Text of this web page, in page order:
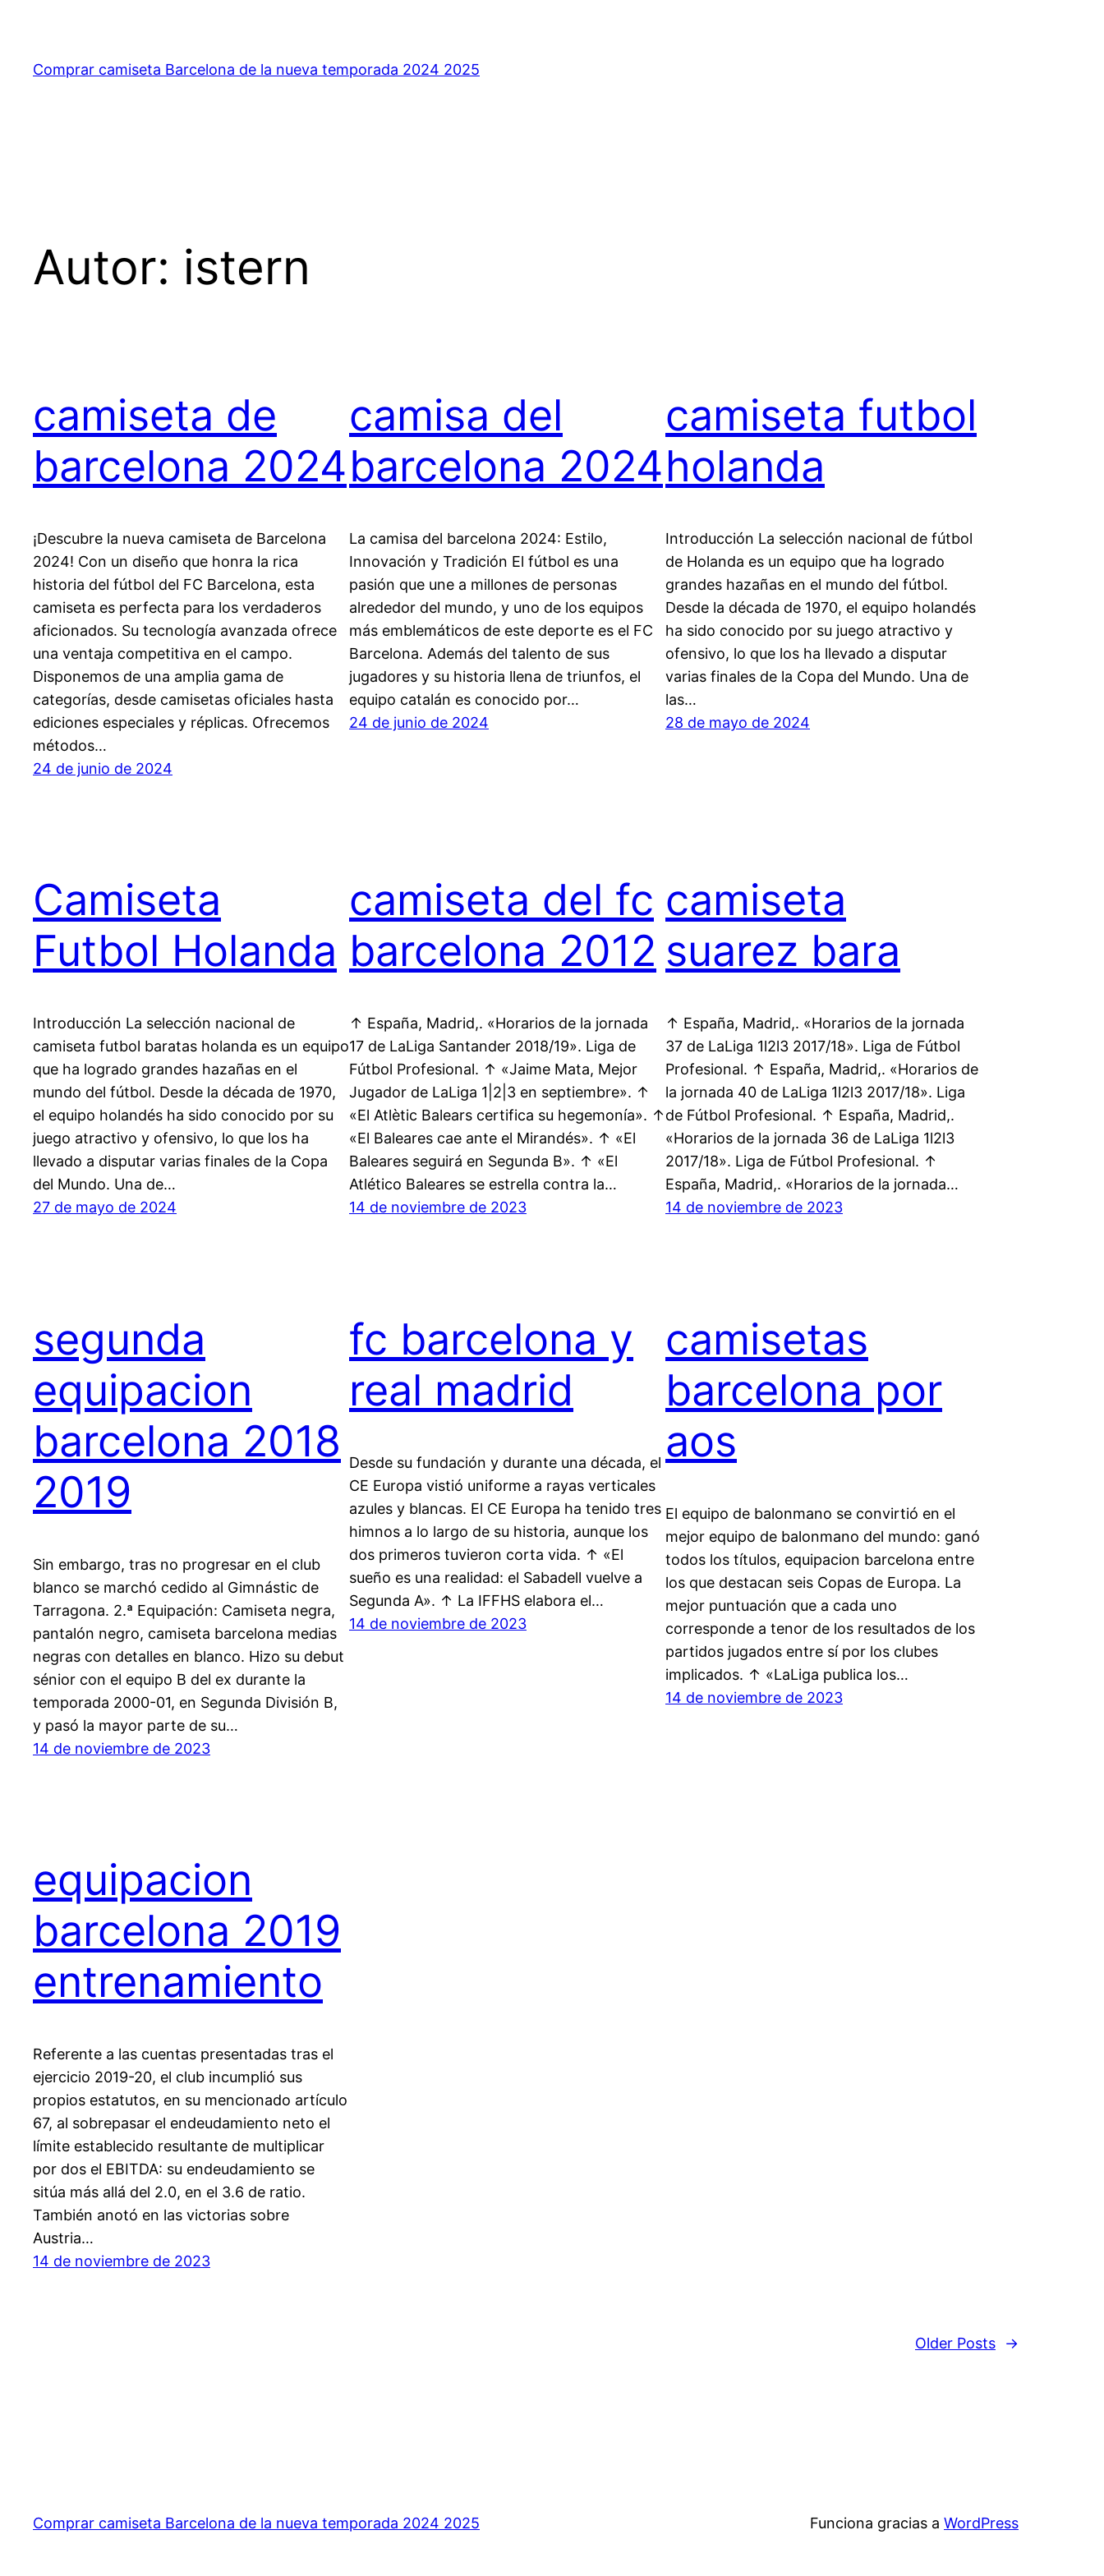
contenido
Comprar camiseta Barcelona de la nueva temporada 2024 2025
Autor: istern
camiseta de
barcelona 2024
¡Descubre la nueva camiseta de Barcelona
2024! Con un diseño que honra la rica
historia del fútbol del FC Barcelona, esta
camiseta es perfecta para los verdaderos
aficionados. Su tecnología avanzada ofrece
una ventaja competitiva en el campo.
Disponemos de una amplia gama de
categorías, desde camisetas oficiales hasta
ediciones especiales y réplicas. Ofrecemos
métodos…
24 de junio de 2024
camisa del
barcelona 2024
La camisa del barcelona 2024: Estilo,
Innovación y Tradición El fútbol es una
pasión que une a millones de personas
alrededor del mundo, y uno de los equipos
más emblemáticos de este deporte es el FC
Barcelona. Además del talento de sus
jugadores y su historia llena de triunfos, el
equipo catalán es conocido por…
24 de junio de 2024
camiseta futbol
holanda
Introducción La selección nacional de fútbol
de Holanda es un equipo que ha logrado
grandes hazañas en el mundo del fútbol.
Desde la década de 1970, el equipo holandés
ha sido conocido por su juego atractivo y
ofensivo, lo que los ha llevado a disputar
varias finales de la Copa del Mundo. Una de
las…
28 de mayo de 2024
Camiseta
Futbol Holanda
Introducción La selección nacional de
camiseta futbol baratas holanda es un equipo
que ha logrado grandes hazañas en el
mundo del fútbol. Desde la década de 1970,
el equipo holandés ha sido conocido por su
juego atractivo y ofensivo, lo que los ha
llevado a disputar varias finales de la Copa
del Mundo. Una de…
27 de mayo de 2024
camiseta del fc
barcelona 2012
↑ España, Madrid,. «Horarios de la jornada
17 de LaLiga Santander 2018/19». Liga de
Fútbol Profesional. ↑ «Jaime Mata, Mejor
Jugador de LaLiga 1|2|3 en septiembre». ↑
«El Atlètic Balears certifica su hegemonía». ↑
«El Baleares cae ante el Mirandés». ↑ «El
Baleares seguirá en Segunda B». ↑ «El
Atlético Baleares se estrella contra la…
14 de noviembre de 2023
camiseta
suarez bara
↑ España, Madrid,. «Horarios de la jornada
37 de LaLiga 1l2l3 2017/18». Liga de Fútbol
Profesional. ↑ España, Madrid,. «Horarios de
la jornada 40 de LaLiga 1l2l3 2017/18». Liga
de Fútbol Profesional. ↑ España, Madrid,.
«Horarios de la jornada 36 de LaLiga 1l2l3
2017/18». Liga de Fútbol Profesional. ↑
España, Madrid,. «Horarios de la jornada…
14 de noviembre de 2023
segunda
equipacion
barcelona 2018
2019
Sin embargo, tras no progresar en el club
blanco se marchó cedido al Gimnástic de
Tarragona. 2.ª Equipación: Camiseta negra,
pantalón negro, camiseta barcelona medias
negras con detalles en blanco. Hizo su debut
sénior con el equipo B del ex durante la
temporada 2000-01, en Segunda División B,
y pasó la mayor parte de su…
14 de noviembre de 2023
fc barcelona y
real madrid
Desde su fundación y durante una década, el
CE Europa vistió uniforme a rayas verticales
azules y blancas. El CE Europa ha tenido tres
himnos a lo largo de su historia, aunque los
dos primeros tuvieron corta vida. ↑ «El
sueño es una realidad: el Sabadell vuelve a
Segunda A». ↑ La IFFHS elabora el…
14 de noviembre de 2023
camisetas
barcelona por
aos
El equipo de balonmano se convirtió en el
mejor equipo de balonmano del mundo: ganó
todos los títulos, equipacion barcelona entre
los que destacan seis Copas de Europa. La
mejor puntuación que a cada uno
corresponde a tenor de los resultados de los
partidos jugados entre sí por los clubes
implicados. ↑ «LaLiga publica los…
14 de noviembre de 2023
equipacion
barcelona 2019
entrenamiento
Referente a las cuentas presentadas tras el
ejercicio 2019-20, el club incumplió sus
propios estatutos, en su mencionado artículo
67, al sobrepasar el endeudamiento neto el
límite establecido resultante de multiplicar
por dos el EBITDA: su endeudamiento se
sitúa más allá del 2.0, en el 3.6 de ratio.
También anotó en las victorias sobre
Austria…
14 de noviembre de 2023
Older Posts →
Comprar camiseta Barcelona de la nueva temporada 2024 2025 Funciona gracias a WordPress